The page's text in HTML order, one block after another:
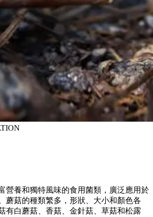
營養和獨特風味的食用菌類，廣泛應用於
蘑菇的種類繁多，形狀、大小和顏色各
有白蘑菇、香菇、金針菇、草菇和松露